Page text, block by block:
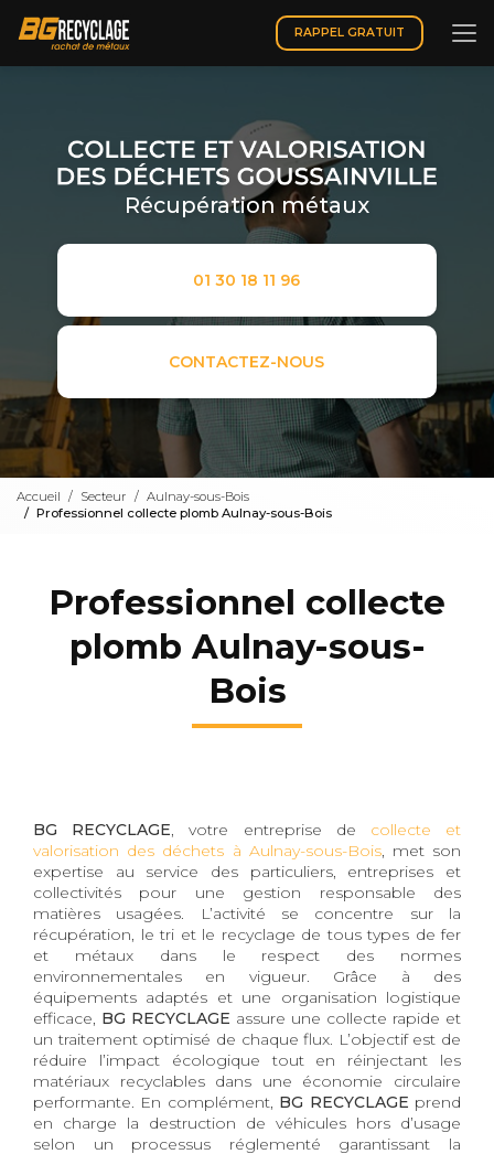
contenu
principal
RAPPEL GRATUIT
Récupération métaux
01 30 18 11 96
CONTACTEZ-NOUS
Accueil Secteur
Aulnay-sous-Bois
Professionnel collecte plomb Aulnay-sous-Bois
Professionnel collecte
plomb Aulnay-sous-
Bois
BG RECYCLAGE, votre entreprise de collecte et
valorisation des déchets à Aulnay-sous-Bois, met son
expertise au service des particuliers, entreprises et
collectivités pour une gestion responsable des
matières usagées. L’activité se concentre sur la
récupération, le tri et le recyclage de tous types de fer
et métaux dans le respect des normes
environnementales en vigueur. Grâce à des
équipements adaptés et une organisation logistique
efficace, BG RECYCLAGE assure une collecte rapide et
un traitement optimisé de chaque flux. L’objectif est de
réduire l’impact écologique tout en réinjectant les
matériaux recyclables dans une économie circulaire
performante. En complément, BG RECYCLAGE prend
en charge la destruction de véhicules hors d’usage
selon un processus réglementé garantissant la